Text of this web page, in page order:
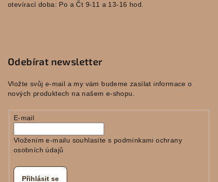
otevírací doba: Po a Čt 9-11 a 13-16 hod.
Odebírat newsletter
Vložte svůj e-mail a my vám budeme zasílat informace o
nových produktech na našem e-shopu.
E-mail
Vložením e-mailu souhlasíte s podmínkami ochrany
osobních údajů
Přihlásit se